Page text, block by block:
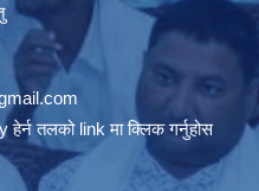
तलको link मा क्लिक गर्नुहोस